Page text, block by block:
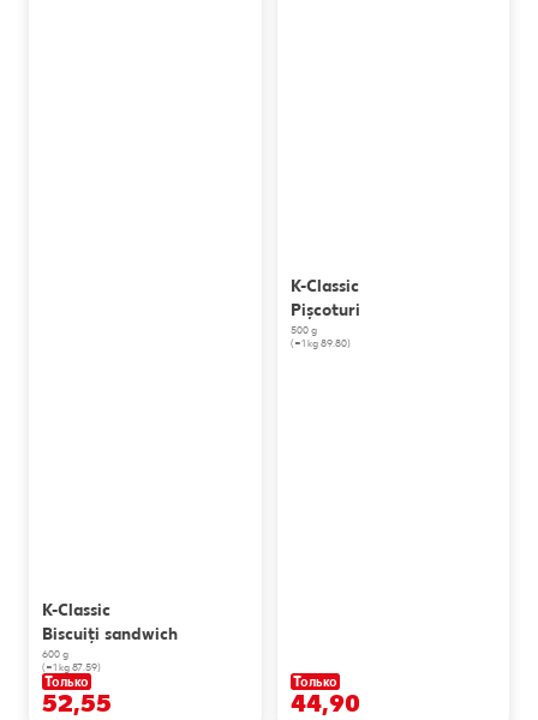
K-Classic
Biscuiți sandwich
600 g
(=1 kg 87.59)
Только
52,55
K-Classic
Pișcoturi
500 g
(=1 kg 89.80)
Только
44,90